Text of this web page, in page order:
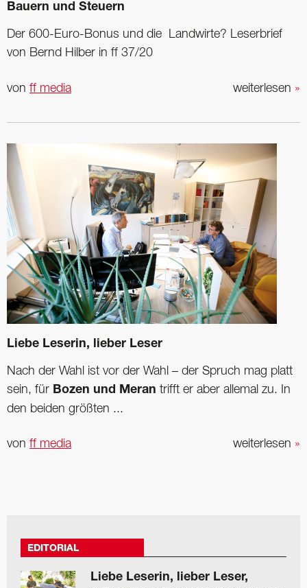
Bauern und Steuern
Der 600-Euro-Bonus und die Landwirte? Leserbrief
von Bernd Hilber in ff 37/20
weiterlesen »
von ff media
Liebe Leserin, lieber Leser
Nach der Wahl ist vor der Wahl – der Spruch mag platt
sein, für Bozen und Meran trifft er aber allemal zu. In
den beiden größten ...
weiterlesen »
von ff media
EDITORIAL
Liebe Leserin, lieber Leser,